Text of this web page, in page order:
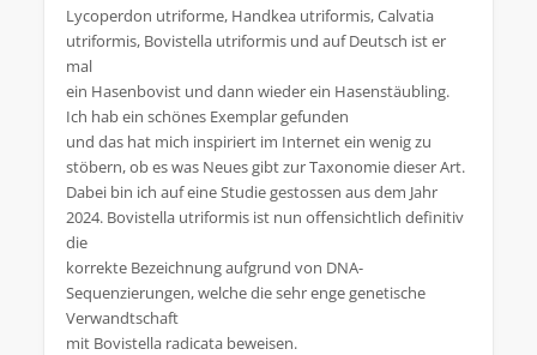
Lycoperdon utriforme, Handkea utriformis, Calvatia
utriformis, Bovistella utriformis und auf Deutsch ist er
mal
ein Hasenbovist und dann wieder ein Hasenstäubling.
Ich hab ein schönes Exemplar gefunden
und das hat mich inspiriert im Internet ein wenig zu
stöbern, ob es was Neues gibt zur Taxonomie dieser Art.
Dabei bin ich auf eine Studie gestossen aus dem Jahr
2024. Bovistella utriformis ist nun offensichtlich definitiv
die
korrekte Bezeichnung aufgrund von DNA-
Sequenzierungen, welche die sehr enge genetische
Verwandtschaft
mit Bovistella radicata beweisen.